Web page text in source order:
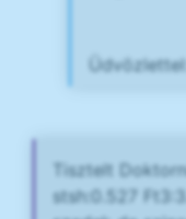
Tisztelt
stsh:0.527